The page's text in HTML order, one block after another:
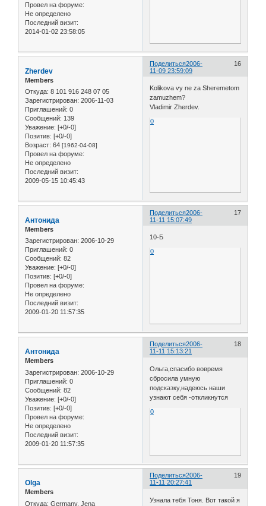
Провел на форуме:
Не определено
Последний визит:
2014-01-02 23:58:05
Поделиться 16
2006-
11-09 23:59:09
Zherdev
Members
Откуда: 8 101 916 248 07 05
Зарегистрирован: 2006-11-03
Приглашений: 0
Сообщений: 139
Уважение: [+0/-0]
Позитив: [+0/-0]
Возраст: 64 [1962-04-08]
Провел на форуме:
Не определено
Последний визит:
2009-05-15 10:45:43
Kolikova vy ne za Sheremetom
zamuzhem?
Vladimir Zherdev.
0
Поделиться 17
2006-
11-11 15:07:49
Антонида
Members
Зарегистрирован: 2006-10-29
Приглашений: 0
Сообщений: 82
Уважение: [+0/-0]
Позитив: [+0/-0]
Провел на форуме:
Не определено
Последний визит:
2009-01-20 11:57:35
10-Б
0
Поделиться 18
2006-
11-11 15:13:21
Антонида
Members
Зарегистрирован: 2006-10-29
Приглашений: 0
Сообщений: 82
Уважение: [+0/-0]
Позитив: [+0/-0]
Провел на форуме:
Не определено
Последний визит:
2009-01-20 11:57:35
Ольга,спасибо вовремя
сбросила умную
подсказку,надеюсь наши
узнают себя -откликнутся
0
Поделиться 19
2006-
11-11 20:27:41
Olga
Members
Откуда: Germany, Jena
Узнала тебя Тоня. Вот такой я